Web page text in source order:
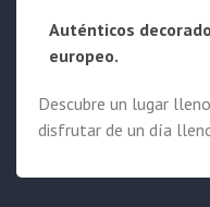
Auténticos
europeo.
Descubre un lugar
disfrutar de un día